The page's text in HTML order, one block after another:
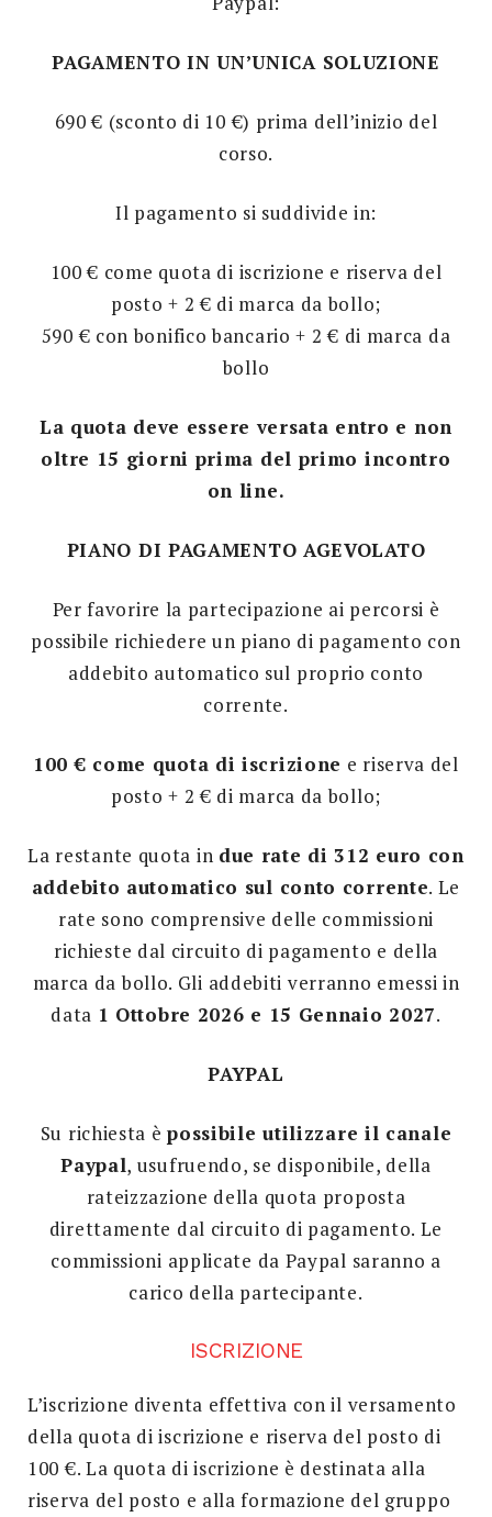
PAGAMENTO IN UN’UNICA SOLUZIONE
690 € (sconto di 10 €) prima dell’inizio del
corso.
Il pagamento si suddivide in:
100 € come quota di iscrizione e riserva del
posto + 2 € di marca da bollo;
590 € con bonifico bancario + 2 € di marca da
bollo
La quota deve essere versata entro e non
oltre 15 giorni prima del primo incontro
on line.
PIANO DI PAGAMENTO AGEVOLATO
Per favorire la partecipazione ai percorsi è
possibile richiedere un piano di pagamento con
addebito automatico sul proprio conto
corrente.
100 € come quota di iscrizione e riserva del
posto + 2 € di marca da bollo;
La restante quota in due rate di 312 euro con
addebito automatico sul conto corrente. Le
rate sono comprensive delle commissioni
richieste dal circuito di pagamento e della
marca da bollo. Gli addebiti verranno emessi in
data 1 Ottobre 2026 e 15 Gennaio 2027.
PAYPAL
Su richiesta èpossibile utilizzare il canale
Paypal, usufruendo, se disponibile, della
rateizzazione della quota proposta
direttamente dal circuito di pagamento. Le
commissioni applicate da Paypal saranno a
carico della partecipante.
ISCRIZIONE
L’iscrizione diventa effettiva con il versamento
della quota di iscrizione e riserva del posto di
100 €. La quota di iscrizione è destinata alla
riserva del posto e alla formazione del gruppo